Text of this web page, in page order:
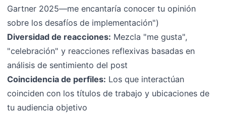
Gartner 2025—me encantaría conocer tu opinión
sobre los desafíos de implementación")
Diversidad de reacciones: Mezcla "me gusta",
"celebración" y reacciones reflexivas basadas en
análisis de sentimiento del post
Coincidencia de perfiles: Los que interactúan
coinciden con los títulos de trabajo y ubicaciones de
tu audiencia objetivo